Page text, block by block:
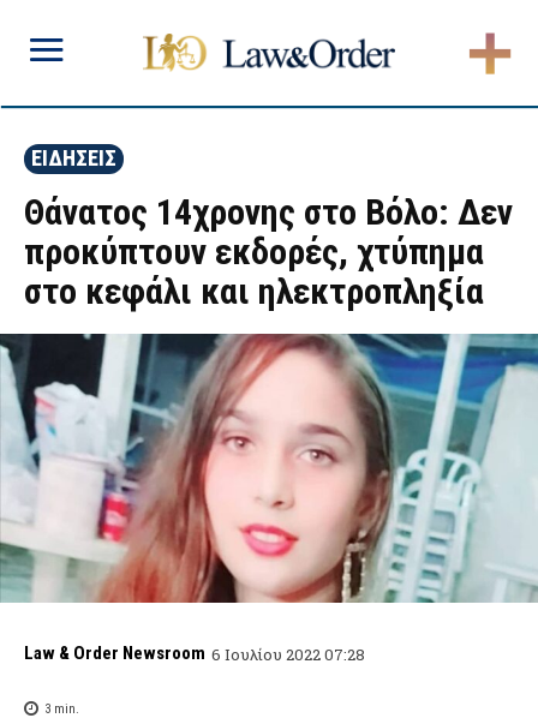
ΕΙΔΗΣΕΙΣ
Θάνατος 14χρονης στο Βόλο: Δεν
προκύπτουν εκδορές, χτύπημα
στο κεφάλι και ηλεκτροπληξία
Law & Order Newsroom 6 Ιουλίου 2022 07:28
3 min.